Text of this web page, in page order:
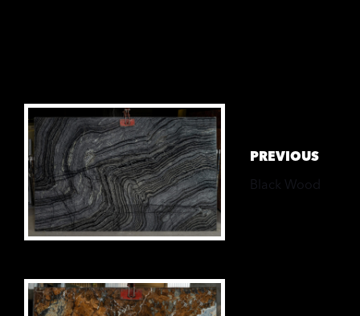
Previous
Work
PREVIOUS
Black Wood
Next
Work